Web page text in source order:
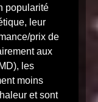
popularité
leur
prix de
aux
les
moins
et sont